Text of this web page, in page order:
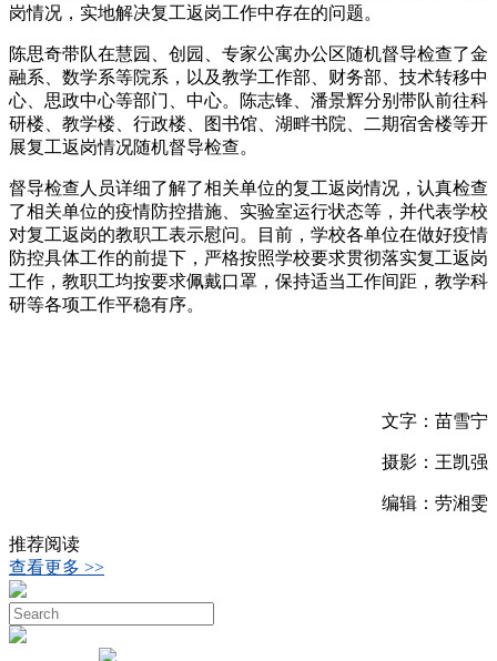
岗情况，实地解决复工返岗工作中存在的问题。
陈思奇带队在慧园、创园、专家公寓办公区随机督导检查了金
融系、数学系等院系，以及教学工作部、财务部、技术转移中
心、思政中心等部门、中心。陈志锋、潘景辉分别带队前往科
研楼、教学楼、行政楼、图书馆、湖畔书院、二期宿舍楼等开
展复工返岗情况随机督导检查。
督导检查人员详细了解了相关单位的复工返岗情况，认真检查
了相关单位的疫情防控措施、实验室运行状态等，并代表学校
对复工返岗的教职工表示慰问。目前，学校各单位在做好疫情
防控具体工作的前提下，严格按照学校要求贯彻落实复工返岗
工作，教职工均按要求佩戴口罩，保持适当工作间距，教学科
研等各项工作平稳有序。
文字：苗雪宁
摄影：王凯强
编辑：劳湘雯
推荐阅读
查看更多 >>